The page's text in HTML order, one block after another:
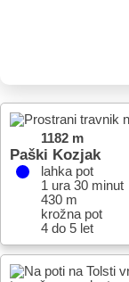
1182 m
Paški Kozjak
lahka pot
1 ura 30 minut
430 m
krožna pot
4 do 5 let